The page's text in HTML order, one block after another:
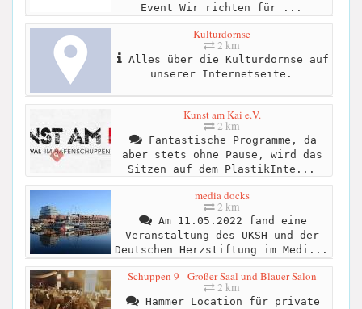
Event Wir richten für ...
Kulturdornse
2 km
Alles über die Kulturdornse auf
unserer Internetseite.
Kunst am Kai e.V.
2 km
Fantastische Programme, da
aber stets ohne Pause, wird das
Sitzen auf dem PlastikInte...
media docks
2 km
Am 11.05.2022 fand eine
Veranstaltung des UKSH und der
Deutschen Herzstiftung im Medi...
Schuppen 9 - Großer Saal und Blauer Salon
2 km
Hammer Location für private